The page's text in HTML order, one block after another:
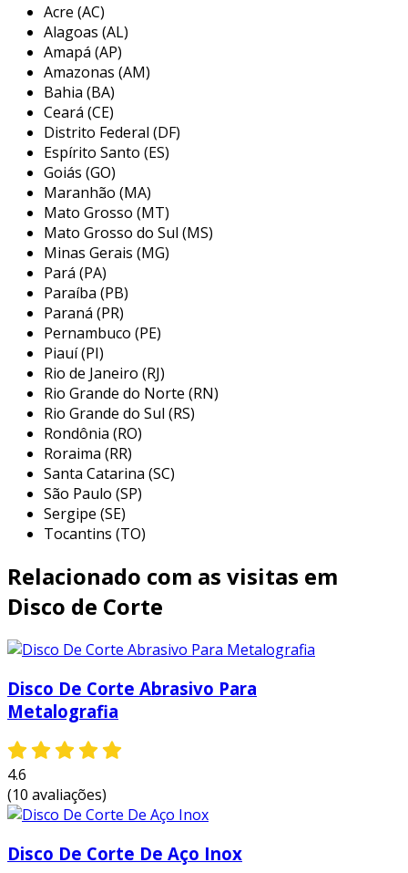
a ideia por trás do disco verde é facilitar a
identificação de produtos que têm um menor
impacto ambiental em comparação com suas
alternativas tradicionais. ele abrange uma
ampla gama de produtos, desde alimentos e
bebidas até itens de limpeza e cosméticos,
promovendo uma escolha consciente e
responsável por parte dos consumidores que
desejam fazer a diferença.
principais aplicações do disco verde
a certificação disco verde é utilizada em diversas
indústrias e produtos, refletindo um
compromisso com a sustentabilidade e a
responsabilidade ambiental. as principais
aplicações incluem:
alimentos orgânicos:o disco verde é
frequentemente atribuído a produtos
alimentícios que são cultivados sem o uso
de pesticidas sintéticos e fertilizantes
químicos, garantindo uma produção mais
saudável.
cosméticos e produtos de beleza:
e que evitam testes em animais muitas
vezes levam o disco verde, reafirmando
seu compromisso ético.
produtos de limpeza:limpeza
crescente, e produtos que são
biodegradáveis e que possuem uma
ambiente são certificados com o disco
roupas e tecidos ecológicos:
têxteis que utilizam matérias-primas
sustentáveis ou que se comprometem
Acre (AC)
Alagoas (AL)
Amapá (AP)
Amazonas (AM)
Bahia (BA)
Ceará (CE)
Distrito Federal (DF)
Espírito Santo (ES)
Goiás (GO)
Maranhão (MA)
Mato Grosso (MT)
Mato Grosso do Sul (MS)
Minas Gerais (MG)
Pará (PA)
Paraíba (PB)
Paraná (PR)
Pernambuco (PE)
Piauí (PI)
Rio de Janeiro (RJ)
Rio Grande do Norte (RN)
Rio Grande do Sul (RS)
Rondônia (RO)
Roraima (RR)
Santa Catarina (SC)
São Paulo (SP)
Sergipe (SE)
Tocantins (TO)
Relacionado com as visitas em
Disco de Corte
Disco De Corte Abrasivo Para
Metalografia
4.6
(10 avaliações)
Disco De Corte De Aço Inox